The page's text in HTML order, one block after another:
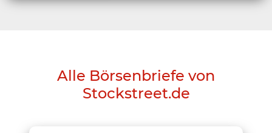
Alle Börsenbriefe von
Stockstreet.de